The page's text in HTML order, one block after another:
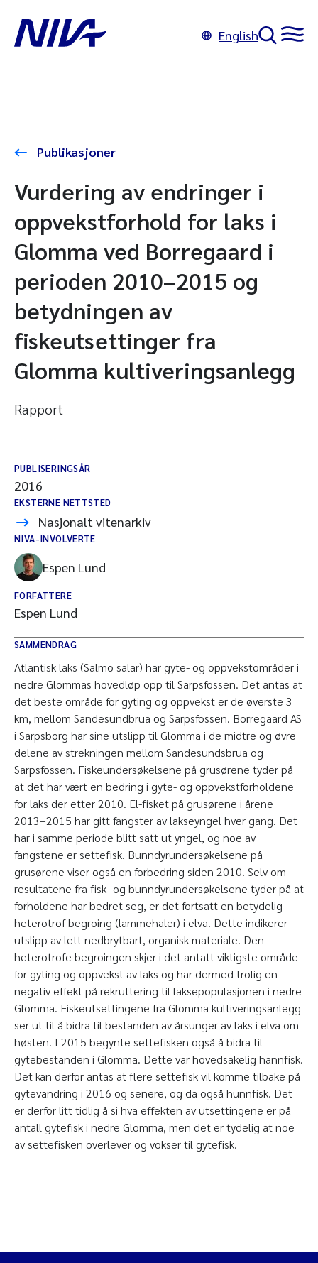
English
Publikasjoner
Vurdering av endringer i
oppvekstforhold for laks i
Glomma ved Borregaard i
perioden 2010–2015 og
betydningen av
fiskeutsettinger fra
Glomma kultiveringsanlegg
Rapport
PUBLISERINGSÅR
2016
EKSTERNE NETTSTED
Nasjonalt vitenarkiv
NIVA-INVOLVERTE
Espen Lund
FORFATTERE
Espen Lund
SAMMENDRAG
Atlantisk laks (Salmo salar) har gyte- og oppvekstområder i
nedre Glommas hovedløp opp til Sarpsfossen. Det antas at
det beste område for gyting og oppvekst er de øverste 3
km, mellom Sandesundbrua og Sarpsfossen. Borregaard AS
i Sarpsborg har sine utslipp til Glomma i de midtre og øvre
delene av strekningen mellom Sandesundsbrua og
Sarpsfossen. Fiskeundersøkelsene på grusørene tyder på
at det har vært en bedring i gyte- og oppvekstforholdene
for laks der etter 2010. El-fisket på grusørene i årene
2013–2015 har gitt fangster av lakseyngel hver gang. Det
har i samme periode blitt satt ut yngel, og noe av
fangstene er settefisk. Bunndyrundersøkelsene på
grusørene viser også en forbedring siden 2010. Selv om
resultatene fra fisk- og bunndyrundersøkelsene tyder på at
forholdene har bedret seg, er det fortsatt en betydelig
heterotrof begroing (lammehaler) i elva. Dette indikerer
utslipp av lett nedbrytbart, organisk materiale. Den
heterotrofe begroingen skjer i det antatt viktigste område
for gyting og oppvekst av laks og har dermed trolig en
negativ effekt på rekruttering til laksepopulasjonen i nedre
Glomma. Fiskeutsettingene fra Glomma kultiveringsanlegg
ser ut til å bidra til bestanden av årsunger av laks i elva om
høsten. I 2015 begynte settefisken også å bidra til
gytebestanden i Glomma. Dette var hovedsakelig hannfisk.
Det kan derfor antas at flere settefisk vil komme tilbake på
gytevandring i 2016 og senere, og da også hunnfisk. Det
er derfor litt tidlig å si hva effekten av utsettingene er på
antall gytefisk i nedre Glomma, men det er tydelig at noe
av settefisken overlever og vokser til gytefisk.